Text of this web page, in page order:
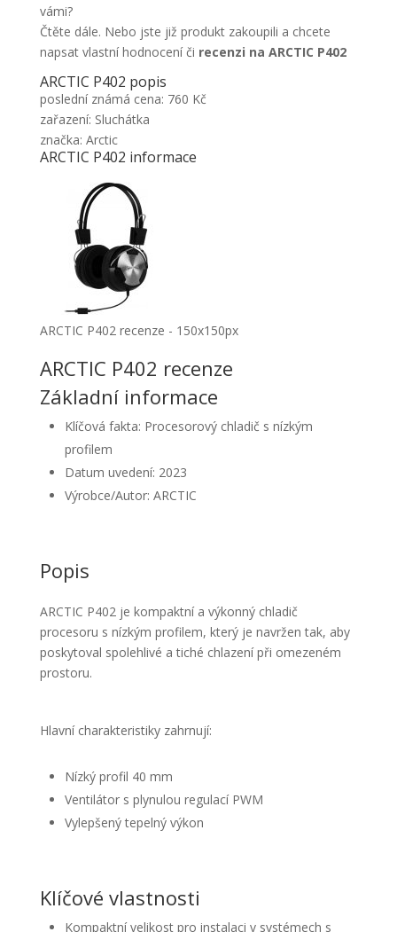
vámi?
Čtěte dále. Nebo jste již produkt zakoupili a chcete
napsat vlastní hodnocení či recenzi na ARCTIC P402
ARCTIC P402 popis
poslední známá cena: 760 Kč
zařazení: Sluchátka
značka: Arctic
ARCTIC P402 informace
ARCTIC P402 recenze - 150x150px
ARCTIC P402 recenze
Základní informace
Klíčová fakta: Procesorový chladič s nízkým
profilem
Datum uvedení: 2023
Výrobce/Autor: ARCTIC
Popis
ARCTIC P402 je kompaktní a výkonný chladič
procesoru s nízkým profilem, který je navržen tak, aby
poskytoval spolehlivé a tiché chlazení při omezeném
prostoru.
Hlavní charakteristiky zahrnují:
Nízký profil 40 mm
Ventilátor s plynulou regulací PWM
Vylepšený tepelný výkon
Klíčové vlastnosti
Kompaktní velikost pro instalaci v systémech s